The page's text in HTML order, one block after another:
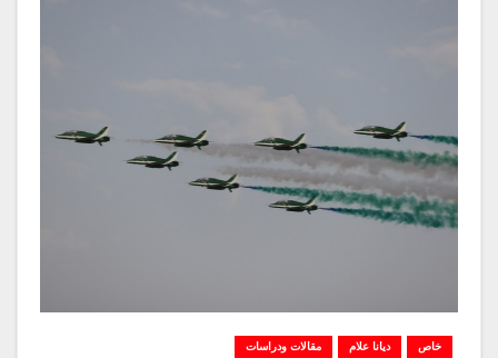
خاص ديانا علام مقالات ودراسات